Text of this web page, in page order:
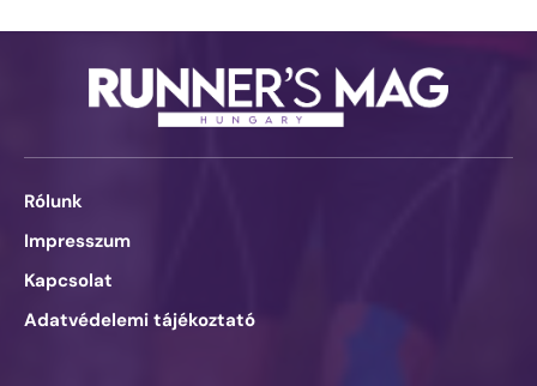
Rólunk
Impresszum
Kapcsolat
Adatvédelemi tájékoztató